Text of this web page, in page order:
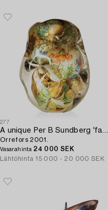
277
A unique Per B Sundberg 'fabula' glass vase,
Orrefors 2001.
Vasarahinta 24 000 SEK
Lähtöhinta 15 000 - 20 000 SEK